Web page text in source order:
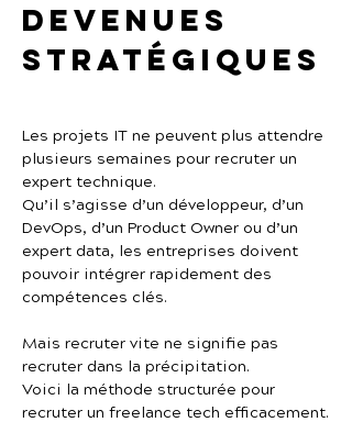
devenues
stratégiques
Les projets IT ne peuvent plus attendre
plusieurs semaines pour recruter un
expert technique.
Qu’il s’agisse d’un développeur, d’un
DevOps, d’un Product Owner ou d’un
expert data, les entreprises doivent
pouvoir intégrer rapidement des
compétences clés.
Mais recruter vite ne signifie pas
recruter dans la précipitation.
Voici la méthode structurée pour
recruter un freelance tech efficacement.